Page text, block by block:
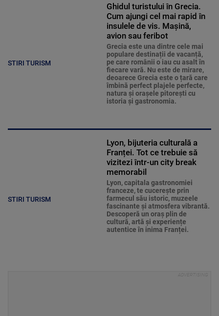
STIRI TURISM
Ghidul turistului în Grecia.
Cum ajungi cel mai rapid în
insulele de vis. Mașină,
avion sau feribot
Grecia este una dintre cele mai
populare destinații de vacanță,
pe care românii o iau cu asalt în
fiecare vară. Nu este de mirare,
deoarece Grecia este o țară care
îmbină perfect plajele perfecte,
natura și orașele pitorești cu
istoria și gastronomia.
STIRI TURISM
Lyon, bijuteria culturală a
Franței. Tot ce trebuie să
vizitezi într-un city break
memorabil
Lyon, capitala gastronomiei
franceze, te cucerește prin
farmecul său istoric, muzeele
fascinante și atmosfera vibrantă.
Descoperă un oraș plin de
cultură, artă și experiențe
autentice în inima Franței.